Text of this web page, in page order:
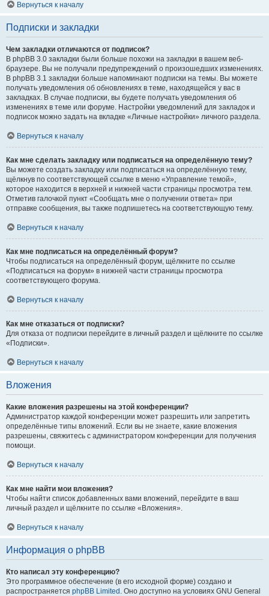
Вернуться к началу
Подписки и закладки
Чем закладки отличаются от подписок?
В phpBB 3.0 закладки были больше похожи на закладки в вашем веб-
браузере. Вы не получали предупреждений о произошедших изменениях.
В phpBB 3.1 закладки больше напоминают подписки на темы. Вы можете
получать уведомления об обновлениях в теме, находящейся у вас в
закладках. В случае подписки, вы будете получать уведомления об
изменениях в теме или форуме. Настройки уведомлений для закладок и
подписок можно задать на вкладке «Личные настройки» личного раздела.
Вернуться к началу
Как мне сделать закладку или подписаться на определённую тему?
Вы можете создать закладку или подписаться на определённую тему,
щёлкнув по соответствующей ссылке в меню «Управление темой»,
которое находится в верхней и нижней части страницы просмотра тем.
Отметив галочкой пункт «Сообщать мне о получении ответа» при
отправке сообщения, вы также подпишетесь на соответствующую тему.
Вернуться к началу
Как мне подписаться на определённый форум?
Чтобы подписаться на определённый форум, щёлкните по ссылке
«Подписаться на форум» в нижней части страницы просмотра
соответствующего форума.
Вернуться к началу
Как мне отказаться от подписки?
Для отказа от подписки перейдите в личный раздел и щёлкните по ссылке
«Подписки».
Вернуться к началу
Вложения
Какие вложения разрешены на этой конференции?
Администратор каждой конференции может разрешить или запретить
определённые типы вложений. Если вы не знаете, какие вложения
разрешены, свяжитесь с администратором конференции для получения
помощи.
Вернуться к началу
Как мне найти мои вложения?
Чтобы найти список добавленных вами вложений, перейдите в ваш
личный раздел и щёлкните по ссылке «Вложения».
Вернуться к началу
Информация о phpBB
Кто написал эту конференцию?
Это программное обеспечение (в его исходной форме) создано и
распространяется phpBB Limited . Оно доступно на условиях GNU General